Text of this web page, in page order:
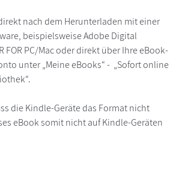
nach dem Herunterladen mit einer
beispielsweise Adobe Digital
FOR PC/Mac oder direkt über Ihre eBook-
unter „Meine eBooks“ - „Sofort online
die Kindle-Geräte das Format nicht
eBook somit nicht auf Kindle-Geräten